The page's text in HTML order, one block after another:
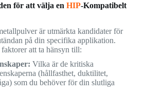
för att välja en HIP-Kompatibelt
är utmärkta kandidater för
på din specifika applikation.
att ta hänsyn till:
Vilka är de kritiska
(hållfasthet, duktilitet,
som du behöver för din slutliga